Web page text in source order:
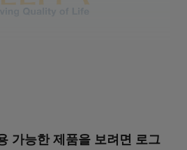
가능한 제품을 보려면 로그